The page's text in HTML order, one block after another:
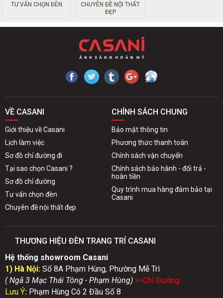
TƯ VẤN CHỌN ĐÈN
CHUYÊN ĐỀ NỘI THẤT
ĐẸP
VỀ CASANI
Giới thiệu về Casani
Lịch làm việc
Sơ đồ chỉ đường đi
Tại sao chọn Casani ?
Sơ đồ chỉ đường
Tư vấn chọn đèn
Chuyên đề nội thất đẹp
CHÍNH SÁCH CHUNG
Bảo mật thông tin
Phương thức thanh toán
Chính sách vận chuyển
Chính sách bảo hành - đổi trả -
hoàn tiền
Quy trình mua hàng đảm bảo tại
Casani
THƯƠNG HIỆU ĐÈN TRANG TRÍ CASANI
Hệ thống showroom Casani
1) Hà Nội: Số 8A Phạm Hùng, Phường Mễ Trì
( Ngã 3 Mạc Thái Tông - Phạm Hùng) >>Chỉ Đường
Lưu Ý: Phạm Hùng Có 2 Đầu Số 8